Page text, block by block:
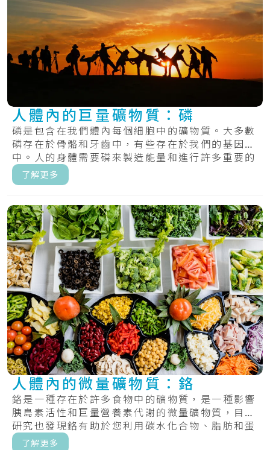
人體內的巨量礦物質：磷
磷是包含在我們體內每個細胞中的礦物質。大多數
磷存在於骨骼和牙齒中，有些存在於我們的基因
中。人的身體需要磷來製造能量和進行許多重要的
化學過.....
了解更多
人體內的微量礦物質：鉻
鉻是一種存在於許多食物中的礦物質，是一種影響
胰島素活性和巨量營養素代謝的微量礦物質，目前
研究也發現鉻有助於您利用碳水化合物、脂肪和蛋
白質.....
了解更多